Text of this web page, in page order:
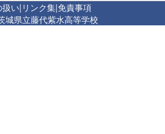
扱い| リンク集|免責事項
城県立藤代紫水高等学校